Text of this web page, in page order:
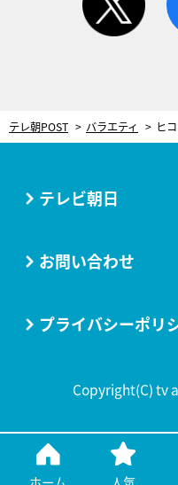
テレ朝POST バラエティ
テレビ朝日
お問い合わせ
プライバシーポリ
Copyright(C) tv